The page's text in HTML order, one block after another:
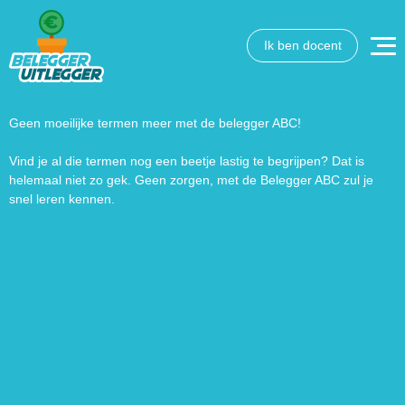
Ik ben docent
Geen moeilijke termen meer met de belegger ABC!
Vind je al die termen nog een beetje lastig te begrijpen? Dat is
helemaal niet zo gek. Geen zorgen, met de Belegger ABC zul je
snel leren kennen.
Wat wil je opzoeken?
hebben? We helpen je graag een handje.
Zoek
naar:
Zoekknop